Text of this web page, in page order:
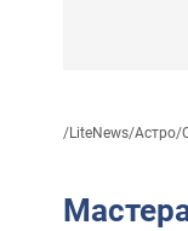
/LiteNews/Астро/